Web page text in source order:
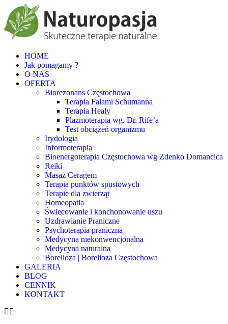
HOME
Jak pomagamy ?
O NAS
OFERTA
Biorezonans Częstochowa
Terapia Falami Schumanna
Terapia Healy
Plazmoterapia wg. Dr. Rife’a
Test obciążeń organizmu
Irydologia
Informoterapia
Bioenergoterapia Częstochowa wg Zdenko Domancica
Reiki
Masaż Ceragem
Terapia punktów spustowych
Terapie dla zwierząt
Homeopatia
Świecowanie i konchonowanie uszu
Uzdrawianie Praniczne
Psychoterapia praniczna
Medycyna niekonwencjonalna
Medycyna naturalna
Borelioza | Borelioza Częstochowa
GALERIA
BLOG
CENNIK
KONTAKT